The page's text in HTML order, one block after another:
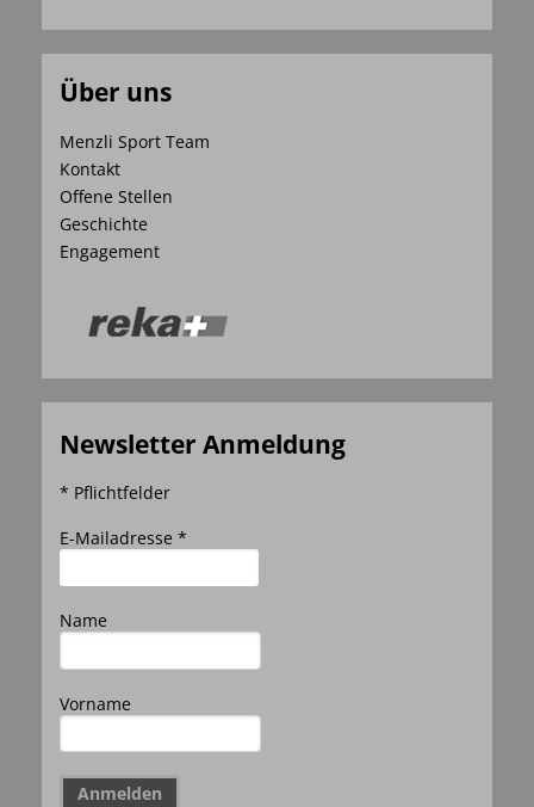
Über uns
Menzli Sport Team
Kontakt
Offene Stellen
Geschichte
Engagement
Newsletter Anmeldung
* Pflichtfelder
E-Mailadresse *
Name
Vorname